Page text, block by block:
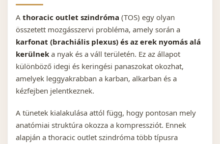
A thoracic outlet szindróma (TOS) egy olyan
összetett mozgásszervi probléma, amely során a
karfonat (brachiális plexus) és az erek nyomás alá
kerülnek a nyak és a váll területén. Ez az állapot
különböző idegi és keringési panaszokat okozhat,
amelyek leggyakrabban a karban, alkarban és a
kézfejben jelentkeznek.
A tünetek kialakulása attól függ, hogy pontosan mely
anatómiai struktúra okozza a kompressziót. Ennek
alapján a thoracic outlet szindróma több típusra